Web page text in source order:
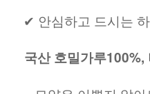
✔ 안심하고 드시는
국산 호밀가루100%,